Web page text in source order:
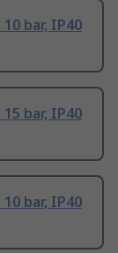
bar, IP40
bar, IP40
bar, IP40